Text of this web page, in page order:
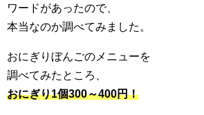
ワードがあったので、
本当なのか調べてみました。
おにぎりぼんごのメニューを
調べてみたところ、
おにぎり1個300～400円！